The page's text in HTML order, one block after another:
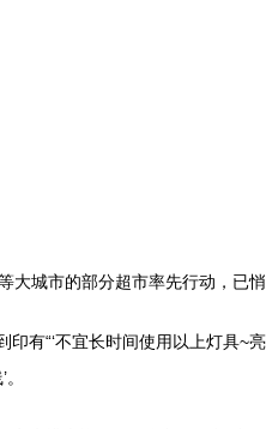
城市的部分超市率先行动，已
有“‘不宜长时间使用以上灯具~